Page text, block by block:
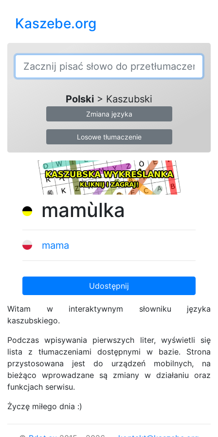
Kaszebe.org
Polski > Kaszubski
Zmiana języka
Losowe tłumaczenie
mamùlka
mama
Udostępnij
Witam w interaktywnym słowniku języka
kaszubskiego.
Podczas wpisywania pierwszych liter, wyświetli się
lista z tłumaczeniami dostępnymi w bazie. Strona
przystosowana jest do urządzeń mobilnych, na
bieżąco wprowadzane są zmiany w działaniu oraz
funkcjach serwisu.
Życzę miłego dnia :)